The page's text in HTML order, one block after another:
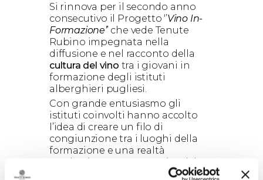
Si rinnova per il secondo anno
consecutivo il Progetto ‘’Vino In-
Formazione’’ che vede Tenute
Rubino impegnata nella
diffusione e nel racconto della
cultura del vino tra i giovani in
formazione degli istituti
alberghieri pugliesi.
Con grande entusiasmo gli
istituti coinvolti hanno accolto
l’idea di creare un filo di
congiunzione tra i luoghi della
formazione e una realtà
produttiva rappresentativa del
territorio pugliese, come Tenute